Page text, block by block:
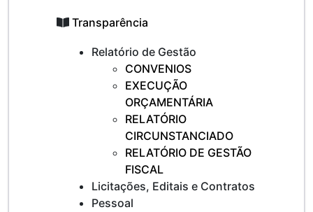
Transparência
Relatório de Gestão
CONVENIOS
EXECUÇÃO
ORÇAMENTÁRIA
RELATÓRIO
CIRCUNSTANCIADO
RELATÓRIO DE GESTÃO
FISCAL
Licitações, Editais e Contratos
Pessoal